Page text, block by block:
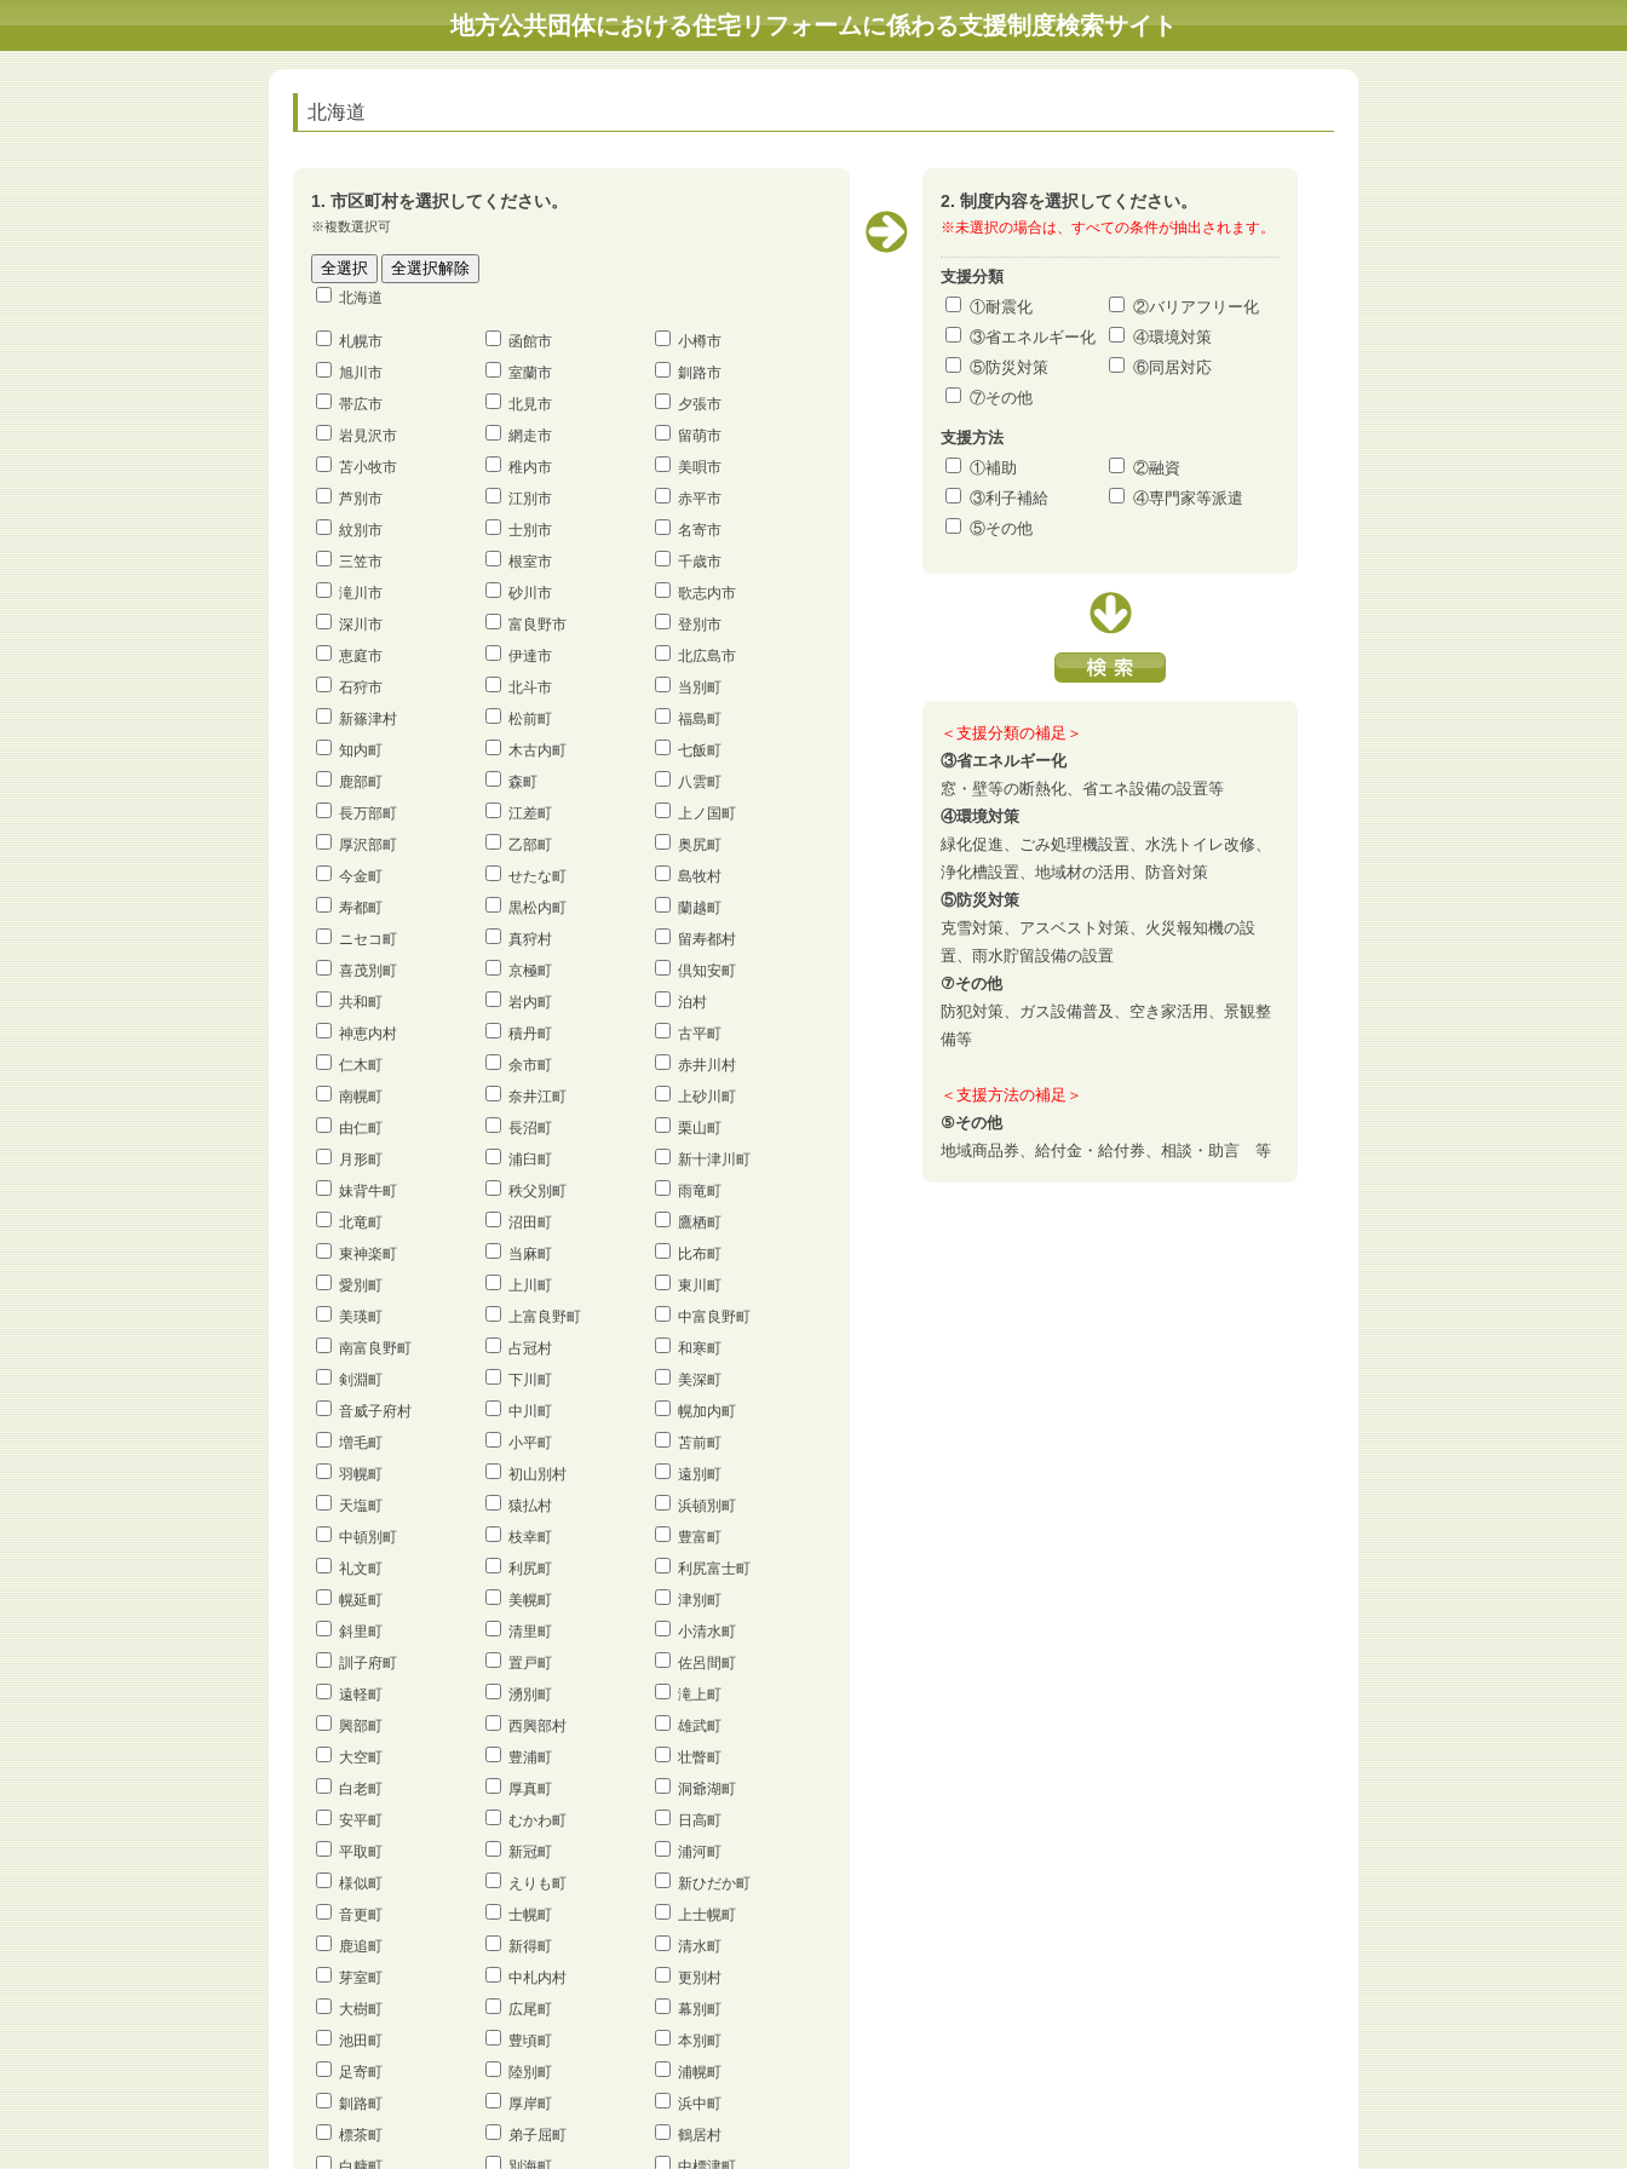
地方公共団体における住宅リフォームに係わる支援制度検索サイト
北海道
1. 市区町村を選択してください。
※複数選択可
北海道
札幌市 函館市
小樽市
旭川市
室蘭市
釧路市
帯広市
北見市
夕張市
岩見沢市
網走市
留萌市
苫小牧市
稚内市
美唄市
芦別市
江別市
赤平市
紋別市
士別市
名寄市
三笠市
根室市
千歳市
滝川市
砂川市
歌志内市
深川市
富良野市
登別市
恵庭市
伊達市
北広島市
石狩市
北斗市
当別町
新篠津村
松前町
福島町
知内町
木古内町
七飯町
鹿部町
森町
八雲町
長万部町
江差町
上ノ国町
厚沢部町
乙部町
奥尻町
今金町
せたな町
島牧村
寿都町
黒松内町
蘭越町
ニセコ町
真狩村
留寿都村
喜茂別町
京極町
倶知安町
共和町
岩内町
泊村
神恵内村
積丹町
古平町
仁木町
余市町
赤井川村
南幌町
奈井江町
上砂川町
由仁町
長沼町
栗山町
月形町
浦臼町
新十津川町
妹背牛町
秩父別町
雨竜町
北竜町
沼田町
鷹栖町
東神楽町
当麻町
比布町
愛別町
上川町
東川町
美瑛町
上富良野町
中富良野町
南富良野町
占冠村
和寒町
剣淵町
下川町
美深町
音威子府村
中川町
幌加内町
増毛町
小平町
苫前町
羽幌町
初山別村
遠別町
天塩町
猿払村
浜頓別町
中頓別町
枝幸町
豊富町
礼文町
利尻町
利尻富士町
幌延町
美幌町
津別町
斜里町
清里町
小清水町
訓子府町
置戸町
佐呂間町
遠軽町
湧別町
滝上町
興部町
西興部村
雄武町
大空町
豊浦町
壮瞥町
白老町
厚真町
洞爺湖町
安平町
むかわ町
日高町
平取町
新冠町
浦河町
様似町
えりも町
新ひだか町
音更町
士幌町
上士幌町
鹿追町
新得町
清水町
芽室町
中札内村
更別村
大樹町
広尾町
幕別町
池田町
豊頃町
本別町
足寄町
陸別町
浦幌町
釧路町
厚岸町
浜中町
標茶町
弟子屈町
鶴居村
2. 制度内容を選択してください。
※未選択の場合は、すべての条件が抽出されます。
支援分類
①耐震化
②バリアフリー化
③省エネルギー化
④環境対策
⑤防災対策
⑥同居対応
⑦その他
支援方法
①補助
②融資
③利子補給
④専門家等派遣
⑤その他
＜支援分類の補足＞
③省エネルギー化
窓・壁等の断熱化、省エネ設備の設置等
④環境対策
緑化促進、ごみ処理機設置、水洗トイレ改修、
浄化槽設置、地域材の活用、防音対策
⑤防災対策
克雪対策、アスベスト対策、火災報知機の設
置、雨水貯留設備の設置
⑦その他
防犯対策、ガス設備普及、空き家活用、景観整
備等
＜支援方法の補足＞
⑤その他
地域商品券、給付金・給付券、相談・助言 等